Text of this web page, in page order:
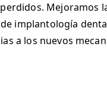
Mejoramos
implantología
a los nuevos